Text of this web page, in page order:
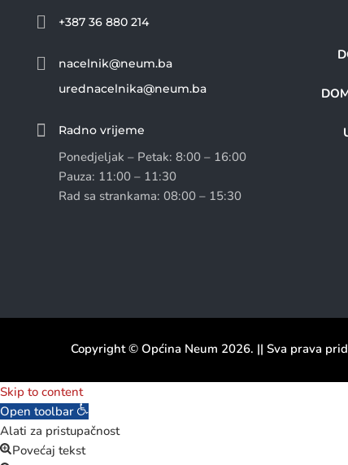
 +387 36 880 214

nacelnik@neum.ba
urednacelnika@neum.ba
 Radno vrijeme
Ponedjeljak – Petak: 8:00 – 16:00
Pauza: 11:00 – 11:30
Rad sa strankama: 08:00 – 15:30
Copyright © Općina Neum 2026. || Sva prava
Skip to content
Open toolbar
Alati za pristupačnost
Povećaj tekst